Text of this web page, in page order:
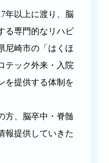
年以上に渡り、脳
る専門的なリハビ
尼崎市の「はくほ
テック外来・入院
を提供する体制を
方、脳卒中・脊髄
報提供していきた